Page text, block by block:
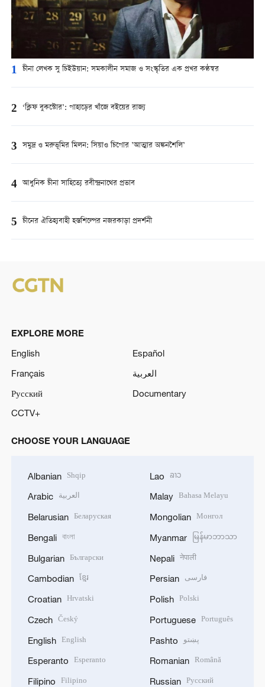
1 চীনা লেখক সু চিইউয়ান: সমকালীন সমাজ ও সংস্কৃতির এক প্রখর কণ্ঠস্বর
2 ‘ক্লিফ বুকস্টোর’: পাহাড়ের খাঁজে বইয়ের রাজ্য
3 সমুদ্র ও মরুভূমির মিলন: সিয়াও চিপোর ’আত্মার অঙ্কনশৈলি’
4 আধুনিক চীনা সাহিত্যে রবীন্দ্রনাথের প্রভাব
5 চীনের ঐতিহ্যবাহী হস্তশিল্পের নজরকাড়া প্রদর্শনী
EXPLORE MORE
English
Español
Français
العربية
Русский
Documentary
CCTV+
CHOOSE YOUR LANGUAGE
Albanian Shqip
Arabic العربية
Belarusian Беларуская
Bengali বাংলা
Bulgarian Български
Cambodian ខ្មែរ
Croatian Hrvatski
Czech Český
English English
Esperanto Esperanto
Filipino Filipino
Lao ລາວ
Malay Bahasa Melayu
Mongolian Монгол
Myanmar မြန်မာဘာသာ
Nepali नेपाली
Persian فارسی
Polish Polski
Portuguese Português
Pashto پښتو
Romanian Română
Russian Русский